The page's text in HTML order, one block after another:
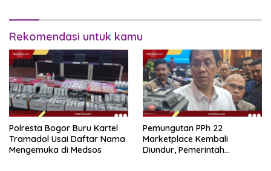
Rekomendasi untuk kamu
Polresta Bogor Buru Kartel
Tramadol Usai Daftar Nama
Mengemuka di Medsos
Pemungutan PPh 22
Marketplace Kembali
Diundur, Pemerintah